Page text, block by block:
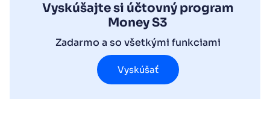
Vyskúšajte si účtovný program
Money S3
Zadarmo a so všetkými funkciami
Vyskúšať